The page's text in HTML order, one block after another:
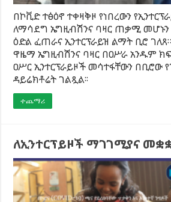
በኮቪድ ተፅዕኖ ተቀዛቅዞ የነበረውን
ለማሳደግ ኤግዚብሽንና ባዛር ጠቃሚ መሆኑን
ዕድል ፈጠራና ኢንተርፕራይዝ ልማት ቢሮ
ዋዜማ ኤግዚብሽንና ባዛር በዐሥራ አንዱም
ዐሥር ኢንተርፕራይዞች መሳተፋቸውን በቢሮው
ዳይሬክቶሬት ገልጿል፡፡
ተጨማሪ
ለኢንተርፕይዞች ማገገሚያና